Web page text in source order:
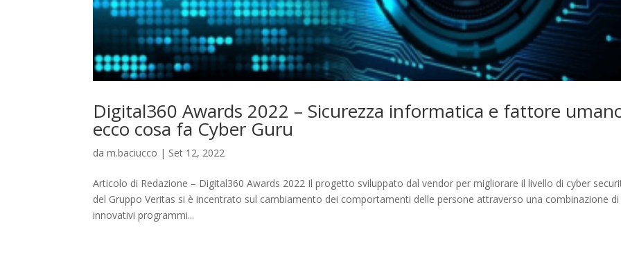
Digital360 Awards 2022 – Sicurezza informatica e fattore
ecco cosa fa Cyber Guru
dam.baciucco | Set 12, 2022
Articolo di Redazione – Digital360 Awards 2022 Il progetto sviluppato dal vendor per migliorare il livello di cyber
del Gruppo Veritas si è incentrato sul cambiamento dei comportamenti delle persone attraverso una combinazione di
innovativi programmi...